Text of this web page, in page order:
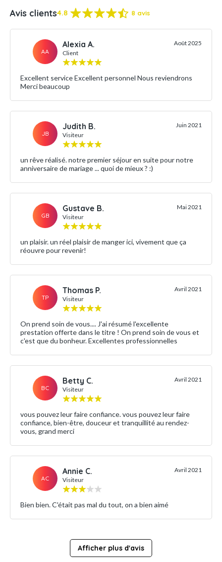
Avis clients4.8 8 avis
AA
Alexia A.
Client
Août 2025
Excellent service Excellent personnel Nous reviendrons
Merci beaucoup
JB
Judith B.
Visiteur
Juin 2021
un rêve réalisé. notre premier séjour en suite pour notre
anniversaire de mariage ... quoi de mieux ? :)
GB
Gustave B.
Visiteur
Mai 2021
un plaisir. un réel plaisir de manger ici, vivement que ça
réouvre pour revenir!
TP
Thomas P.
Visiteur
Avril 2021
On prend soin de vous.... J'ai résumé l'excellente
prestation offerte dans le titre ! On prend soin de vous et
c'est que du bonheur. Excellentes professionnelles
BC
Betty C.
Visiteur
Avril 2021
vous pouvez leur faire confiance. vous pouvez leur faire
confiance, bien-être, douceur et tranquillité au rendez-
vous, grand merci
AC
Annie C.
Visiteur
Avril 2021
Bien bien. C'était pas mal du tout, on a bien aimé
Afficher plus d'avis